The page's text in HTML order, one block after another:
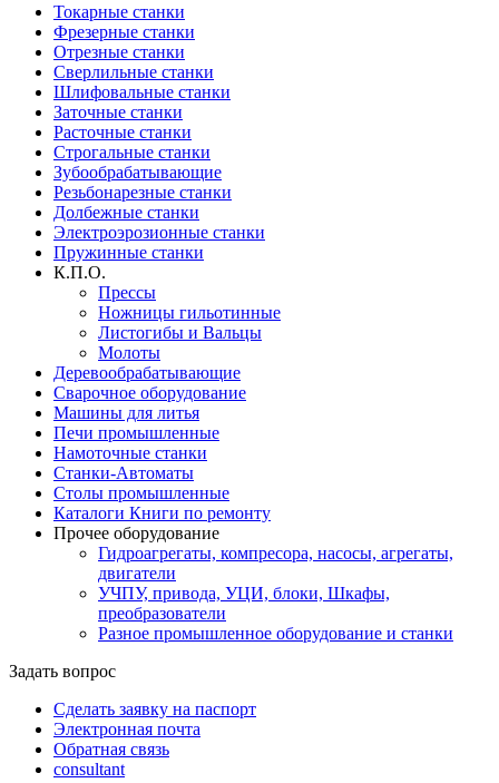
Токарные станки
Фрезерные станки
Отрезные станки
Сверлильные станки
Шлифовальные станки
Заточные станки
Расточные станки
Строгальные станки
Зубообрабатывающие
Резьбонарезные станки
Долбежные станки
Электроэрозионные станки
Пружинные станки
К.П.О.
Прессы
Ножницы гильотинные
Листогибы и Вальцы
Молоты
Деревообрабатывающие
Сварочное оборудование
Машины для литья
Печи промышленные
Намоточные станки
Станки-Автоматы
Столы промышленные
Каталоги Книги по ремонту
Прочее оборудование
Гидроагрегаты, компресора, насосы, агрегаты,
двигатели
УЧПУ, привода, УЦИ, блоки, Шкафы,
преобразователи
Разное промышленное оборудование и станки
Задать вопрос
Сделать заявку на паспорт
Электронная почта
Обратная связь
consultant